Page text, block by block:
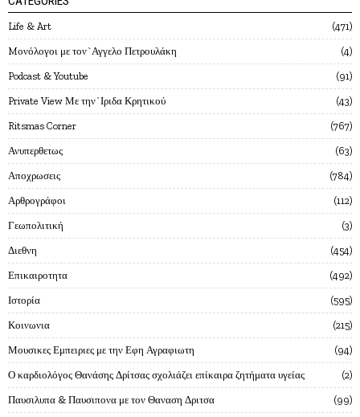
Life & Art 471
Mονόλογοι με τον`Αγγελο Πετρουλάκη 4
Podcast & Youtube 91
Private View Με την`Ιριδα Κρητικού 43
Ritsmas Corner 767
Ανυπερθετως 63
Αποχρωσεις 784
Αρθρογράφοι 112
Γεωπολιτική 3
Διεθνη 454
Επικαιροτητα 492
Ιστορία 595
Κοινωνια 215
Μουσικες Εμπειριες με την Εφη Αγραφιωτη 94
Ο καρδιολόγος Θανάσης Δρίτσας σχολιάζει επίκαιρα ζητήματα υγείας 2
Παυσιλυπα & Παυσιπονα με τον Θαναση Δριτσα 99